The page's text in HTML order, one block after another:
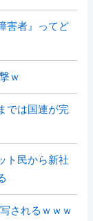
害者』ってど
ｗ
では国連が完
ト民から新社
されるｗｗｗ